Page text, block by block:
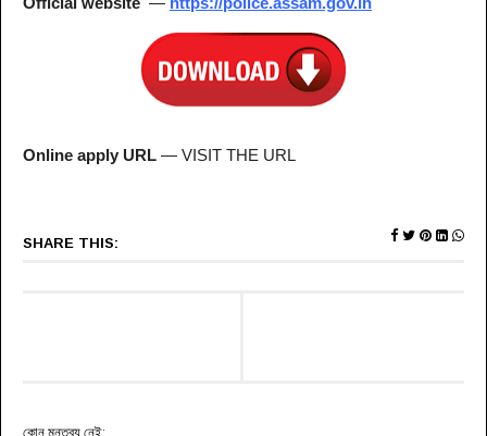
Online apply URL — VISIT THE URL
SHARE THIS:
কোন মন্তব্য নেই: